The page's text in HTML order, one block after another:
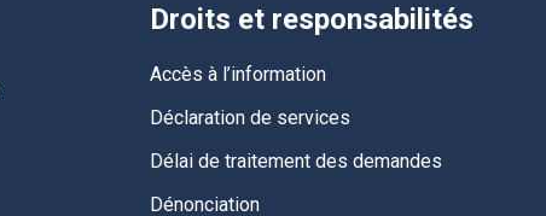
Droits et responsabilités
Accès à l’information
Déclaration de services
Délai de traitement des demandes
Dénonciation